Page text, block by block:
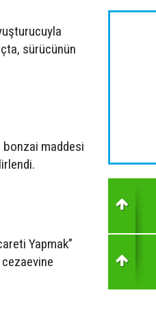
sürücünün
bonzai maddesi
Yapmak”
cezaevine